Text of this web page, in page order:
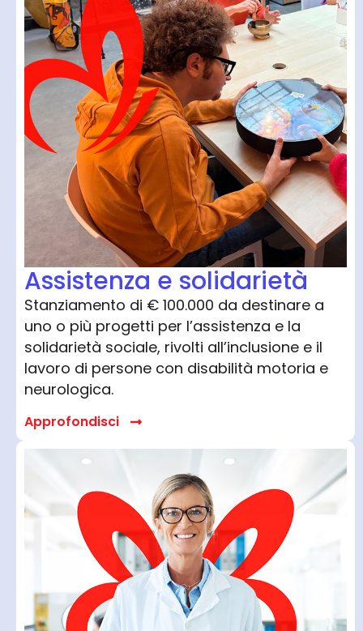
Assistenza e solidarietà
Stanziamento di € 100.000 da destinare a
uno o più progetti per l’assistenza e la
solidarietà sociale, rivolti all’inclusione e il
lavoro di persone con disabilità motoria e
neurologica.
Approfondisci